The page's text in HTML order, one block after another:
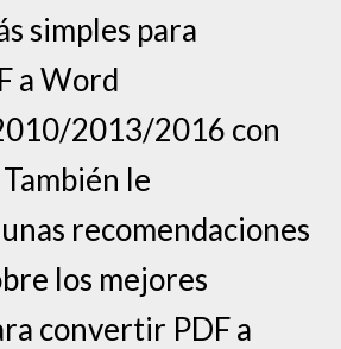
simples para
a Word
2013/2016 con
le
recomendaciones
los mejores
convertir PDF a